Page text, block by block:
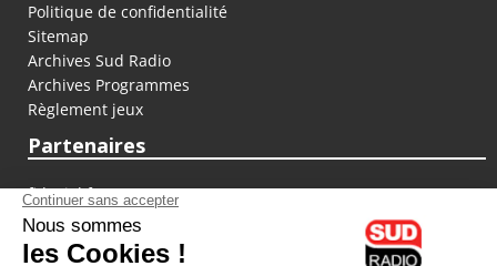
Politique de confidentialité
Sitemap
Archives Sud Radio
Archives Programmes
Règlement jeux
Partenaires
fiducial.fr
lyoncapitale.fr
olympique-et-lyonnais.com